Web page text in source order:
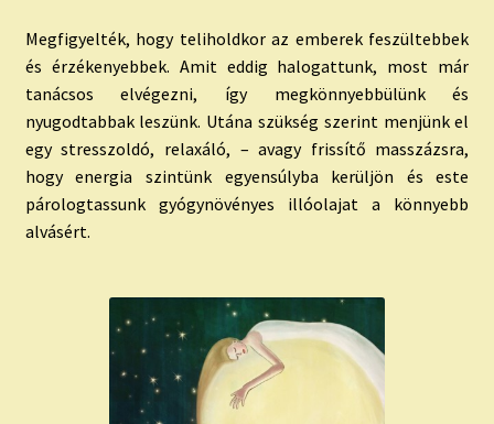
Megfigyelték, hogy teliholdkor az emberek feszültebbek
és érzékenyebbek. Amit eddig halogattunk, most már
tanácsos elvégezni, így megkönnyebbülünk és
nyugodtabbak leszünk. Utána szükség szerint menjünk el
egy stresszoldó, relaxáló, – avagy frissítő masszázsra,
hogy energia szintünk egyensúlyba kerüljön és este
párologtassunk gyógynövényes illóolajat a könnyebb
alvásért.